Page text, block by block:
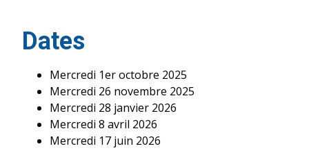
Dates
Mercredi 1er octobre 2025
Mercredi 26 novembre 2025
Mercredi 28 janvier 2026
Mercredi 8 avril 2026
Mercredi 17 juin 2026